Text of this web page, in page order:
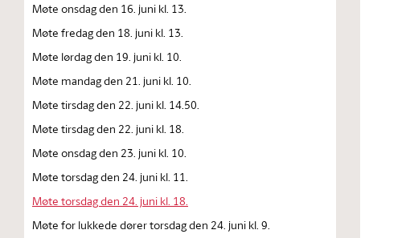
Møte onsdag den 16. juni kl. 13.
Møte fredag den 18. juni kl. 13.
Møte lørdag den 19. juni kl. 10.
Møte mandag den 21. juni kl. 10.
Møte tirsdag den 22. juni kl. 14.50.
Møte tirsdag den 22. juni kl. 18.
Møte onsdag den 23. juni kl. 10.
Møte torsdag den 24. juni kl. 11.
Møte torsdag den 24. juni kl. 18.
Møte for lukkede dører torsdag den 24. juni kl. 9.